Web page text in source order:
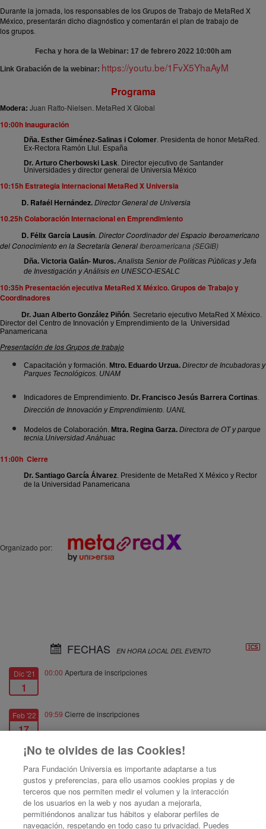
Durante la jornada, los responsables de los Grupos de Trabajo de MetaRed X
México, presentarán dicho diagnóstico y comentarán el plan de trabajo de
los grupos.
Fecha y hora de la Webinar: 17 de febrero 2022 10:00h am
Link Grabación de la webinar: https://youtu.be/1FvX5YhaAyM
Programa
Modera: Juan Ratto-Nielsen. MetaRed X Global
10:00h Inauguración
Dña. Esther Giménez-Salinas i Colomer. Presidenta de honor MetaRed.
Ex-Rectora Ramón Llul. España
Dr. Arturo Cherbowski Lask. Director ejecutivo de Santander
Universidades y director general de Universia México
10:15h Estrategia Internacional MetaRed X Universia
D. Rafaél Hernández.Director General de Universia
10.25h Colaboración Internacional en Emprendimiento
D. Félix García Lausín. Director Coordinador del Espacio Iberoamericano
del Conocimiento en la Secretaría General Iberoamericana (SEGIB)
Dña. Victoria Galán- Muros. Analista Senior de Políticas Públicas y Jefa
de Investigación y Análisis en UNESCO-IESALC
10:35h Presentación ejecutiva MetaRed X México. Grupos de Trabajo y
Coordinadores
Dr. Juan Alberto González Piñón. Secretario ejecutivo MetaRed X México.
Director del Centro de Innovación y Emprendimiento de la Universidad
Panamericana
Presentación de los Grupos de trabajo
Capacitación y formación. Mtro. Eduardo Urzua. Director de Incubadoras y
Parques Tecnológicos. UNAM
Indicadores de Emprendimiento. Dr. Francisco Jesús Barrera Cortinas.
Dirección de Innovación y Emprendimiento. UANL
Modelos de Colaboración. Mtra. Regina Garza. Directora de OT y parque
tecnia.Universidad Anáhuac
11:00h Cierre
Dr. Santiago García Álvarez. Presidente de MetaRed X México y Rector
de la Universidad Panamericana
Organizado por:
FECHAS EN HORA LOCAL DEL EVENTO
Dic '21
1
00:00 Apertura de inscripciones
Feb '22
17
09:59 Cierre de inscripciones
Feb '22
17
10:00Fecha de inicio
Feb '22
17
12:00Fecha de fin
¡No te olvides de las Cookies!
Para Fundación Universia es importante adaptarse a tus
gustos y preferencias, para ello usamos cookies propias y de
terceros que nos permiten medir el volumen y la interacción
de los usuarios en la web y nos ayudan a mejorarla,
permitiéndonos analizar tus hábitos y elaborar perfiles de
navegación, respetando en todo caso tu privacidad. Puedes